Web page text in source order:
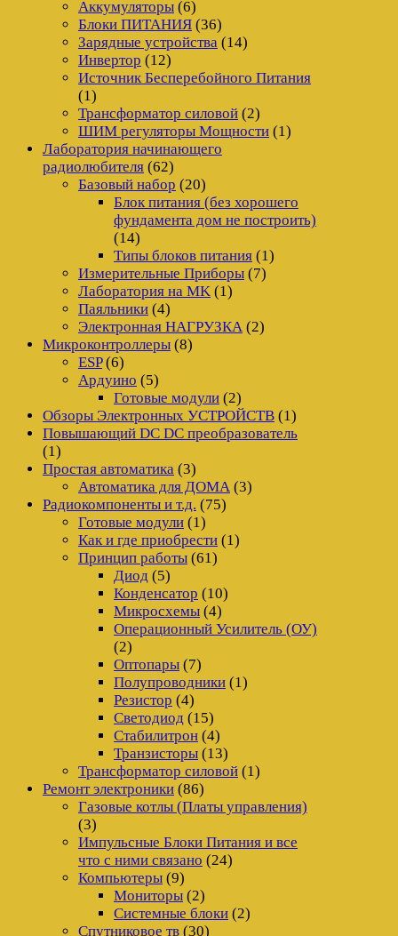
Аккумуляторы (6)
Блоки ПИТАНИЯ (36)
Зарядные устройства (14)
Инвертор (12)
Источник Бесперебойного Питания
(1)
Трансформатор силовой (2)
ШИМ регуляторы Мощности (1)
Лаборатория начинающего
радиолюбителя (62)
Базовый набор (20)
Блок питания (без хорошего
фундамента дом не построить)
(14)
Типы блоков питания (1)
Измерительные Приборы (7)
Лаборатория на MK (1)
Паяльники (4)
Электронная НАГРУЗКА (2)
Микроконтроллеры (8)
ESP(6)
Ардуино (5)
Готовые модули (2)
Обзоры Электронных УСТРОЙСТВ (1)
Повышающий DC DC преобразователь
(1)
Простая автоматика (3)
Автоматика для ДОМА (3)
Радиокомпоненты и т.д. (75)
Готовые модули (1)
Как и где приобрести (1)
Принцип работы (61)
Диод (5)
Конденсатор (10)
Микросхемы (4)
Операционный Усилитель (ОУ)
(2)
Оптопары (7)
Полупроводники (1)
Резистор (4)
Светодиод (15)
Стабилитрон (4)
Транзисторы (13)
Трансформатор силовой (1)
Ремонт электроники (86)
Газовые котлы (Платы управления)
(3)
Импульсные Блоки Питания и все
что с ними связано (24)
Компьютеры (9)
Мониторы (2)
Системные блоки (2)
Спутниковое тв (30)